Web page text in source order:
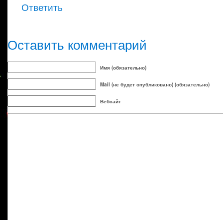
Ответить
Оставить комментарий
Имя (обязательно)
Mail (не будет опубликовано) (обязательно)
Вебсайт